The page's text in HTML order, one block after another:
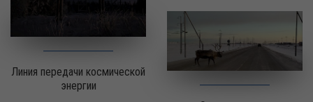
Линия передачи космической
энергии